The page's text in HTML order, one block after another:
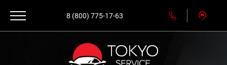
8 (800) 775-17-63